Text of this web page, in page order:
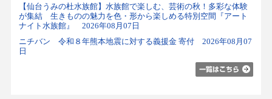
【仙台うみの杜水族館】水族館で楽しむ、芸術の秋！多彩な体験
が集結 生きものの魅力を色・形から楽しめる特別空間『アート
ナイト水族館』 2026年08月07日
ニチバン 令和８年熊本地震に対する義援金 寄付 2026年08月07
日